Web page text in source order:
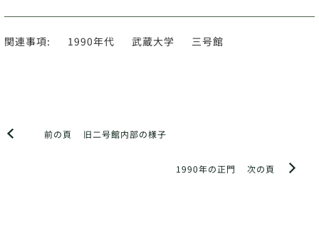
関連事項: 1990年代 武蔵大学 三号館
前の頁 旧二号館内部の様子
次の頁
1990年の正門